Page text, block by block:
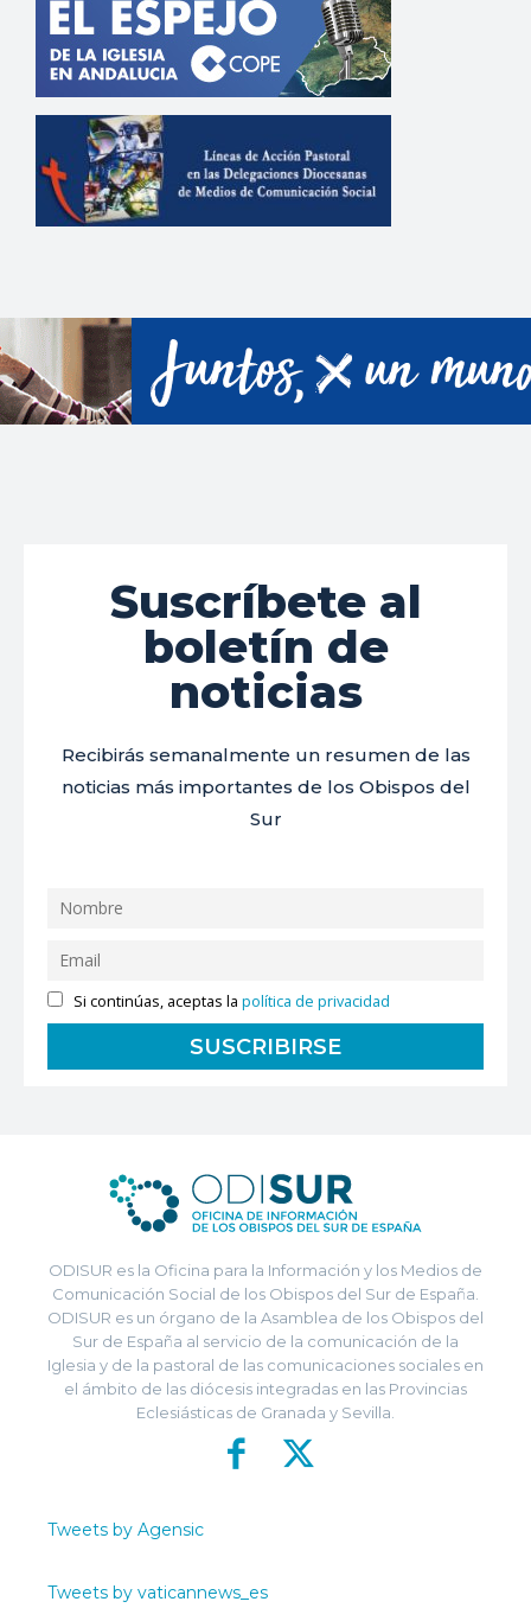
Suscríbete al
boletín de
noticias
Recibirás semanalmente un resumen de las
noticias más importantes de los Obispos del
Sur
Si continúas, aceptas lapolítica de privacidad
ODISUR es la Oficina para la Información y los Medios de
Comunicación Social de los Obispos del Sur de España.
ODISUR es un órgano de la Asamblea de los Obispos del
Sur de España al servicio de la comunicación de la
Iglesia y de la pastoral de las comunicaciones sociales en
el ámbito de las diócesis integradas en las Provincias
Eclesiásticas de Granada y Sevilla.
Tweets by Agensic
Tweets by vaticannews_es